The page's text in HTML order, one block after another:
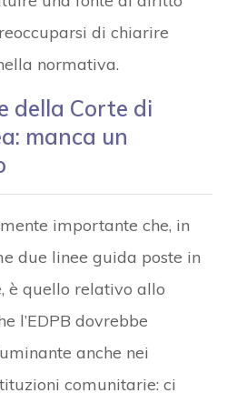
di chiarire
normativa.
della Corte di
manca un
importante che, in
due linee guida poste in
è quello relativo allo
l’EDPB dovrebbe
anche nei
comunitarie: ci